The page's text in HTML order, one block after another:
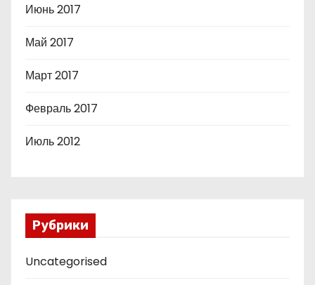
Июнь 2017
Май 2017
Март 2017
Февраль 2017
Июль 2012
Рубрики
Uncategorised